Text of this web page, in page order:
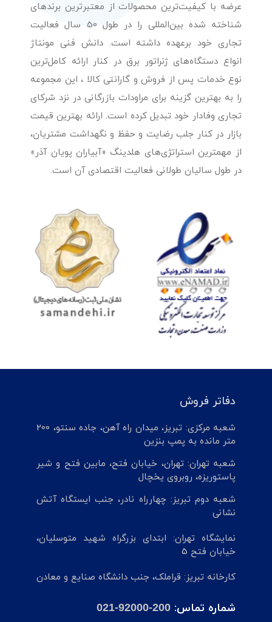
عرضه با کیفیت‌ترین محصولات از معتبرترین برندهای
شناخته شده بین‌المللی را در طول 50 سال فعالیت
تجاری خود برعهده داشته است. دانش فنی مونتاژ
انواع دستگاه‌های ژنراتور برق در کنار ارائه کامل‌ترین
نوع خدمات پس از فروش و گارانتی کالا ، این مجموعه
را به بهترین گزینه برای مراودات بازرگانی در نزد شرکای
تجاری وفادار خود تبدیل کرده است. ارائه بهترین قیمت
بازار در کنار جلب رضایت و حفظ و نگهداشت مشتریان،
از مهمترین استراتژی‌های هلدینگ «آبیاران پویان آذر»
در طول سالیان طولانی فعالیت اقتصادی آن است.
دفاتر فروش
شعبه مرکزی: تبریز، میدان راه آهن، جاده سنتو، 200
متر مانده به پمپ بنزین
شعبه تهران: تهران، خیابان فتح، مابین فتح و شیر
پاستوریزه، روبروی یخچال
شعبه دوم تبریز: چهارراه نادر، جنب ایستگاه آتش
نشانی
نمایشگاه تهران: ابتدای بزرگراه شهید متوسلیان،
خیابان فتح 5
کارخانه تبریز: قراملک، جنب دانشگاه صنایع و معادن
شماره تماس: 021-92000-200